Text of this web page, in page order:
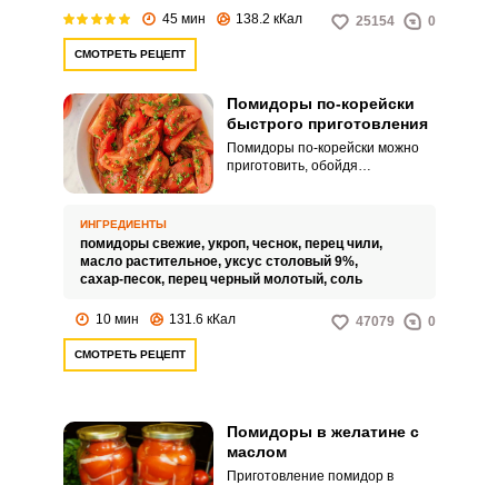
45 мин 138.2 кКал 25154 0
СМОТРЕТЬ РЕЦЕПТ
Помидоры по-корейски
быстрого приготовления
Помидоры по-корейски можно
приготовить, обойдя
или ужину.
ИНГРЕДИЕНТЫ
помидоры свежие, укроп, чеснок, перец чили,
масло растительное, уксус столовый 9%,
сахар-песок, перец черный молотый, соль
10 мин 131.6 кКал 47079 0
СМОТРЕТЬ РЕЦЕПТ
Помидоры в желатине с
маслом
Приготовление помидор в